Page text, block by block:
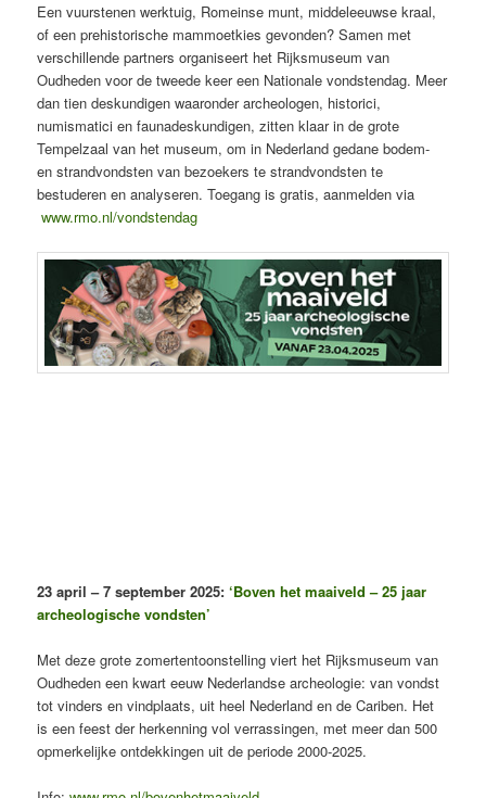
Een vuurstenen werktuig, Romeinse munt, middeleeuwse kraal,
of een prehistorische mammoetkies gevonden? Samen met
verschillende partners organiseert het Rijksmuseum van
Oudheden voor de tweede keer een Nationale vondstendag. Meer
dan tien deskundigen waaronder archeologen, historici,
numismatici en faunadeskundigen, zitten klaar in de grote
Tempelzaal van het museum, om in Nederland gedane bodem-
en strandvondsten van bezoekers te strandvondsten te
bestuderen en analyseren. Toegang is gratis, aanmelden via
www.rmo.nl/vondstendag
23 april – 7 september 2025:‘Boven het maaiveld – 25 jaar
archeologische vondsten’
Met deze grote zomertentoonstelling viert het Rijksmuseum van
Oudheden een kwart eeuw Nederlandse archeologie: van vondst
tot vinders en vindplaats, uit heel Nederland en de Cariben. Het
is een feest der herkenning vol verrassingen, met meer dan 500
opmerkelijke ontdekkingen uit de periode 2000-2025.